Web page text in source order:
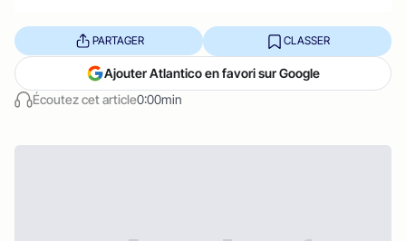
Écoutez cet article0:00min
PARTAGER CLASSER
Ajouter Atlantico en favori sur Google